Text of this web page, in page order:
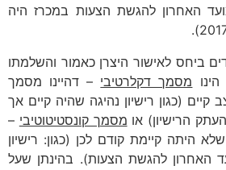
האחרון להגשת הצעות במכרז היה
ביחס לאישור היצרן כאמור והשלמתו
מסמך דקלרטיבי – דהיינו מסמך
(כגון רישיון נהיגה שהיה קיים אך
הרישיון) או מסמך קונסטיטוטיבי –
היתה קיימת קודם לכן (כגון: רישיון
האחרון להגשת הצעות). בהינתן שעל